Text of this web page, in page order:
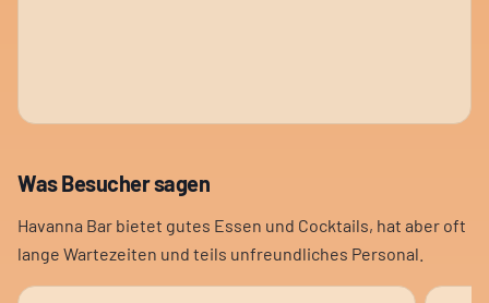
Was Besucher sagen
Havanna Bar bietet gutes Essen und Cocktails, hat aber oft
lange Wartezeiten und teils unfreundliches Personal.